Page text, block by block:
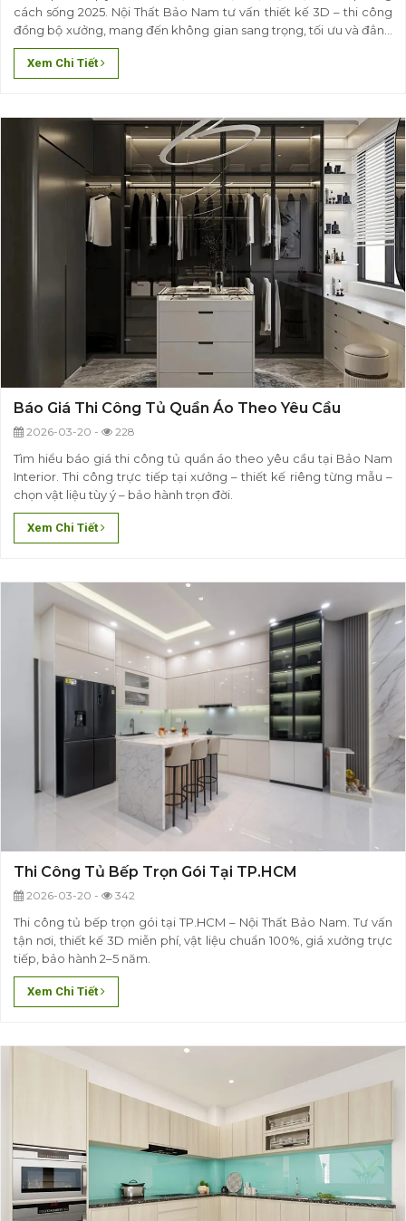
cách sống 2025. Nội Thất Bảo Nam tư vấn thiết kế 3D – thi công
đồng bộ xưởng, mang đến không gian sang trọng, tối ưu và đẳng
cấp riêng biệt.
Xem Chi Tiết
Báo Giá Thi Công Tủ Quần Áo Theo Yêu Cầu
2026-03-20 - 228
Tìm hiểu báo giá thi công tủ quần áo theo yêu cầu tại Bảo Nam
Interior. Thi công trực tiếp tại xưởng – thiết kế riêng từng mẫu –
chọn vật liệu tùy ý – bảo hành trọn đời.
Xem Chi Tiết
Thi Công Tủ Bếp Trọn Gói Tại TP.HCM
2026-03-20 - 342
Thi công tủ bếp trọn gói tại TP.HCM – Nội Thất Bảo Nam. Tư vấn
tận nơi, thiết kế 3D miễn phí, vật liệu chuẩn 100%, giá xưởng trực
tiếp, bảo hành 2–5 năm.
Xem Chi Tiết